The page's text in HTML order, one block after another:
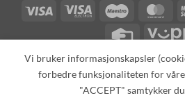
Visa
Visa
Electron
Maestro
Credit
TILBAKEKALLINGER
SPESIALBESTILLING
MIN
Vi bruker informasjonskapsler
forbedre funksjonaliteten for
"ACCEPT" samtykker